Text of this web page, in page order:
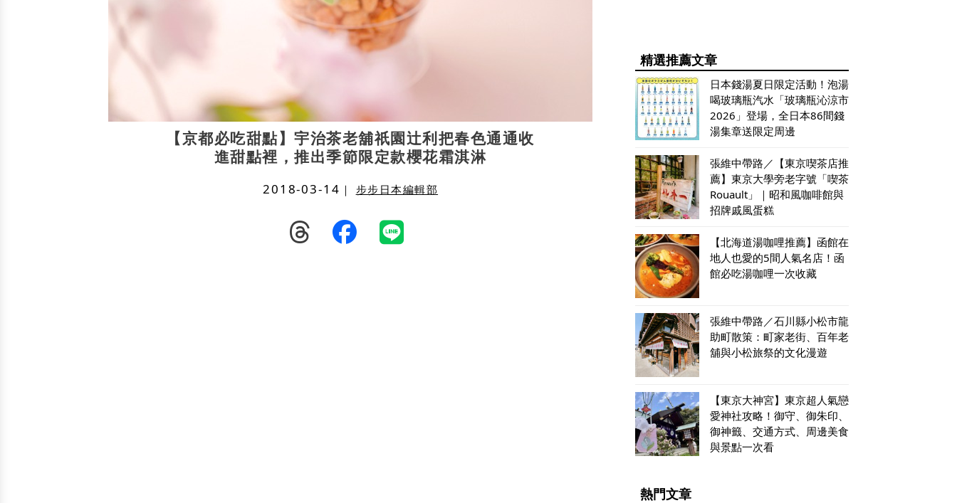
【京都必吃甜點】宇治茶老舖祇園辻利把春色通通收
進甜點裡，推出季節限定款櫻花霜淇淋
2018-03-14 ｜ 步步日本編輯部
精選推薦文章
日本錢湯夏日限定活動！泡湯
喝玻璃瓶汽水「玻璃瓶沁涼市
2026」登場，全日本86間錢
湯集章送限定周邊
張維中帶路／【東京喫茶店推
薦】東京大學旁老字號「喫茶
Rouault」｜昭和風咖啡館與
招牌戚風蛋糕
【北海道湯咖哩推薦】函館在
地人也愛的5間人氣名店！函
館必吃湯咖哩一次收藏
張維中帶路／石川縣小松市龍
助町散策：町家老街、百年老
舖與小松旅祭的文化漫遊
【東京大神宮】東京超人氣戀
愛神社攻略！御守、御朱印、
御神籤、交通方式、周邊美食
與景點一次看
熱門文章